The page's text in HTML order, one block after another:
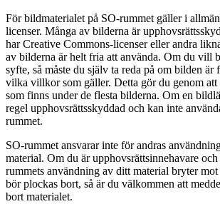
För bildmaterialet på SO-rummet gäller i
licenser. Många av bilderna är
har Creative Commons-licenser eller andra
av bilderna är helt fria att använda. Om du vill
syfte, så måste du själv ta reda på om bilden är
vilka villkor som gäller. Detta gör du genom
som finns under de flesta bilderna. Om en
regel upphovsrättsskyddad och kan inte
rummet.
SO-rummet ansvarar inte för andras
material. Om du är upphovsrättsinnehavare
rummets användning av ditt material bryter
bör plockas bort, så är du välkommen att
bort materialet.